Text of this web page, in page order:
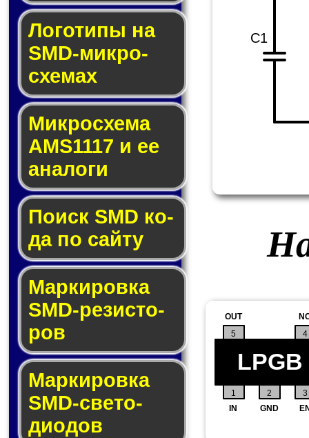
Логотипы на
SMD-мик­ро­
схе­мах
Микросхема
AMS1117 и ее
ана­ло­ги
Поиск SMD ко­
да по сай­ту
Маркировка
SMD-ре­зис­то­
ров
Маркировка
SMD-све­то­
дио­дов
C1
1 2 3
4
IN GND
5
OUT
LPGB